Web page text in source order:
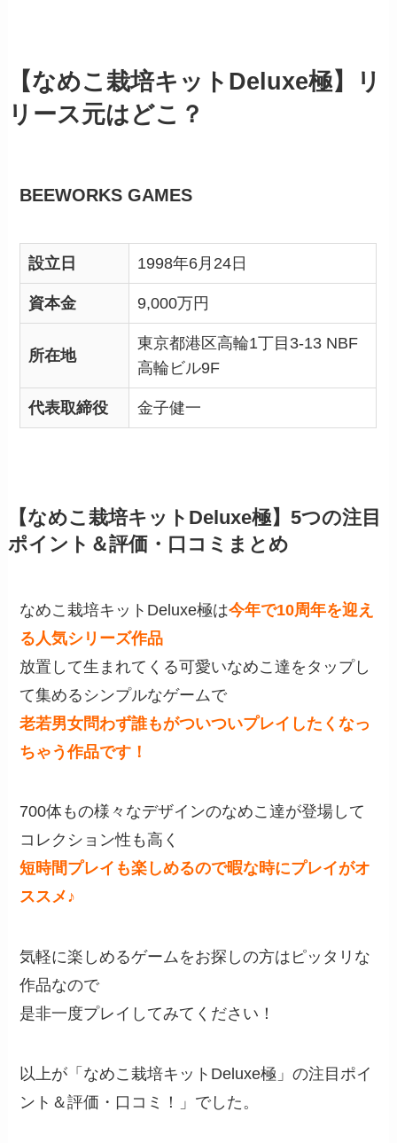
【なめこ栽培キットDeluxe極】リ
リース元はどこ？
BEEWORKS GAMES
設立日 1998年6月24日
資本金 9,000万円
所在地
東京都港区高輪1丁目3-13 NBF
高輪ビル9F
代表取締役 金子健一
【なめこ栽培キットDeluxe極】5つの注目
ポイント＆評価・口コミまとめ
なめこ栽培キットDeluxe極は今年で10周年を迎え
る人気シリーズ作品
放置して生まれてくる可愛いなめこ達をタップし
て集めるシンプルなゲームで
老若男女問わず誰もがついついプレイしたくなっ
ちゃう作品です！
700体もの様々なデザインのなめこ達が登場して
コレクション性も高く
短時間プレイも楽しめるので暇な時にプレイがオ
ススメ♪
気軽に楽しめるゲームをお探しの方はピッタリな
作品なので
是非一度プレイしてみてください！
以上が「なめこ栽培キットDeluxe極」の注目ポイ
ント＆評価・口コミ！」でした。